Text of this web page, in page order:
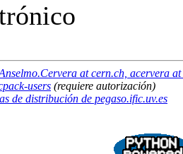
at cern.ch, acervera at
users (requiere autorización)
de distribución de pegaso.ific.uv.es